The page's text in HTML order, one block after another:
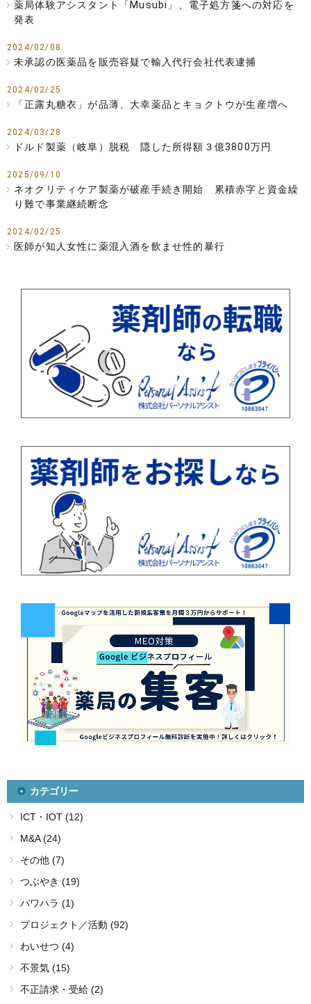
薬局体験アシスタント「Musubi」、電子処方箋への対応を
発表
2024/02/08
未承認の医薬品を販売容疑で輸入代行会社代表逮捕
2024/02/25
「正露丸糖衣」が品薄、大幸薬品とキョクトウが生産増へ
2024/03/28
ドルド製薬（岐阜）脱税 隠した所得額３億3800万円
2025/09/10
ネオクリティケア製薬が破産手続き開始 累積赤字と資金繰
り難で事業継続断念
2024/02/25
医師が知人女性に薬混入酒を飲ませ性的暴行
カテゴリー
ICT・IOT (12)
M&A (24)
その他 (7)
つぶやき (19)
パワハラ (1)
プロジェクト／活動 (92)
わいせつ (4)
不景気 (15)
不正請求・受給 (2)